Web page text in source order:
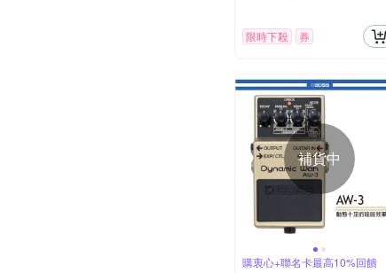
限時下殺 券
補貨中
購衷心+聯名卡最高10%回饋